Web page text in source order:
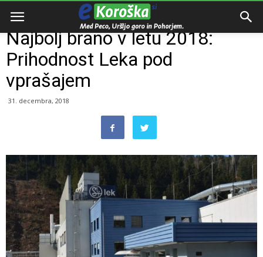
Domov Zanimivosti
Najbolj brano v letu 2018:
Prihodnost Leka pod
vprašajem
31. decembra, 2018